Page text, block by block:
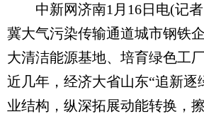
中新网济南1月16日电(记者
冀大气污染传输通道城市钢铁
大清洁能源基地、培育绿色工
近几年，经济大省山东“追新逐
业结构，纵深拓展动能转换，